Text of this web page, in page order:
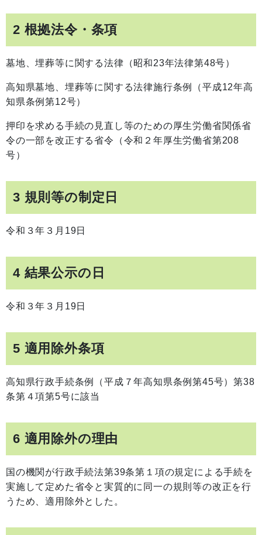
2 根拠法令・条項
墓地、埋葬等に関する法律（昭和23年法律第48号）
高知県墓地、埋葬等に関する法律施行条例（平成12年高
知県条例第12号）
押印を求める手続の見直し等のための厚生労働省関係省
令の一部を改正する省令（令和２年厚生労働省第208
号）
3 規則等の制定日
令和３年３月19日
4 結果公示の日
令和３年３月19日
5 適用除外条項
高知県行政手続条例（平成７年高知県条例第45号）第38
条第４項第5号に該当
6 適用除外の理由
国の機関が行政手続法第39条第１項の規定による手続を
実施して定めた省令と実質的に同一の規則等の改正を行
うため、適用除外とした。